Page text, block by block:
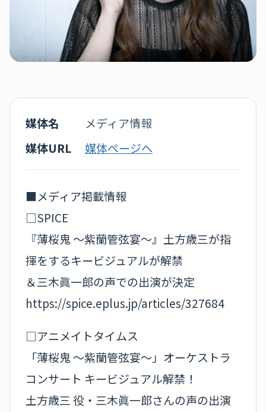
媒体名
メディア情報
媒体URL
媒体ページへ
■メディア掲載情報
□SPICE
『薄桜鬼 ～紫蘭管弦宴～』土方歳三が指
揮をするキービジュアルが解禁
＆三木眞一郎の声での出演が決定
https://spice.eplus.jp/articles/327684
□アニメイトタイムス
「薄桜鬼 ～紫蘭管弦宴～」オーケストラ
コンサート キービジュアル解禁！
土方歳三 役・三木眞一郎さんの声の出演